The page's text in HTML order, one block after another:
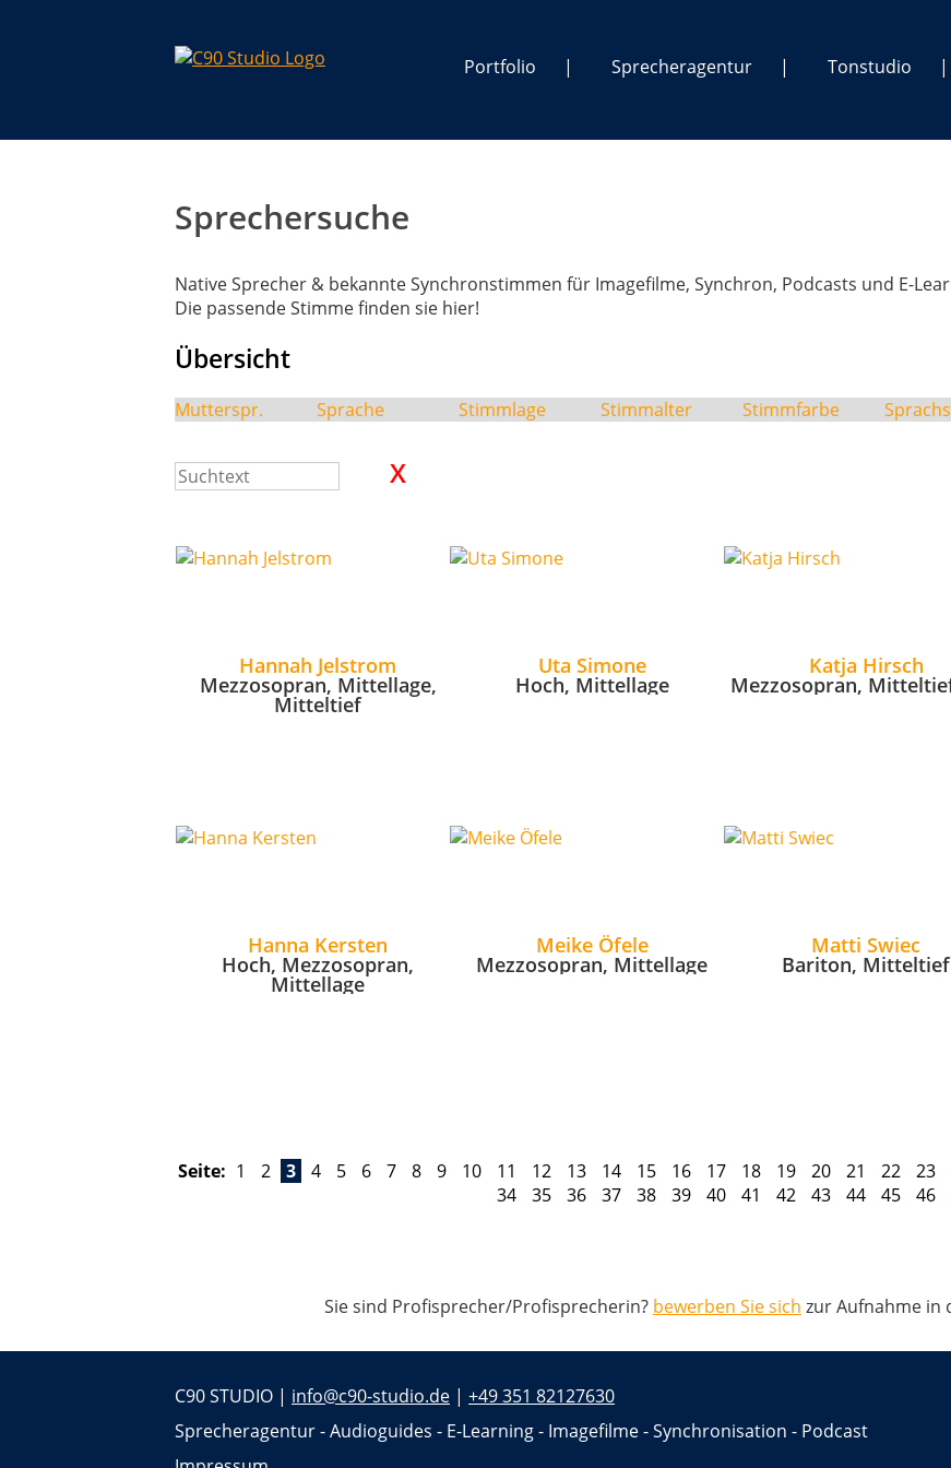
Portfolio Sprecheragentur Tonstudio
Sprechersuche
Native Sprecher & bekannte Synchronstimmen für Imagefilme, Synchron, Podcasts und E-
Die passende Stimme finden sie hier!
Übersicht
Hannah Jelstrom
Mezzosopran, Mittellage,
Mitteltief
Uta Simone
Hoch, Mittellage
Katja Hirsch
Mezzosopran,
Hanna Kersten
Hoch, Mezzosopran,
Mittellage
Meike Öfele
Mezzosopran, Mittellage
Matti Swiec
Bariton, Mitteltief
Seite: 1 2 3 4 5 6 7 8 9 10 11 12 13 14 15 16 17 18 19 20 21 22 23
34
35 36 37 38 39 40 41 42 43 44 45 46
Sie sind Profisprecher/Profisprecherin? bewerben Sie sich zur Aufnahme in
C90 STUDIO | info@c90-studio.de | +49 351 82127630
Sprecheragentur - Audioguides - E-Learning - Imagefilme - Synchronisation - Podcast